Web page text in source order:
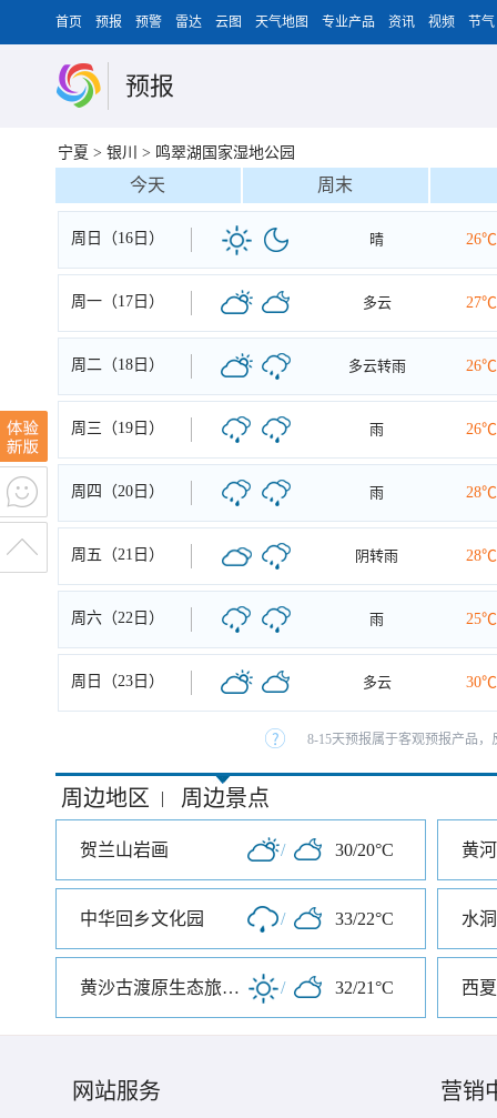
首页 预报 预警 雷达 云图 天气地图 专业产品 资讯 视频 节气
预报
宁夏 > 银川 > 鸣翠湖国家湿地公园
今天 周末
周日（16日） 晴 26℃
周一（17日） 多云 27℃
周二（18日） 多云转雨 26℃
周三（19日） 雨 26℃
周四（20日） 雨 28℃
周五（21日） 阴转雨 28℃
周六（22日） 雨 25℃
周日（23日） 多云 30℃
8-15天预报属于客观预报产品
周边地区 | 周边景点
贺兰山岩画 / 30/20°C 黄
中华回乡文化园 / 33/22°C 水
黄沙古渡原生态旅游区 / 32/21°C 西
网站服务 营销